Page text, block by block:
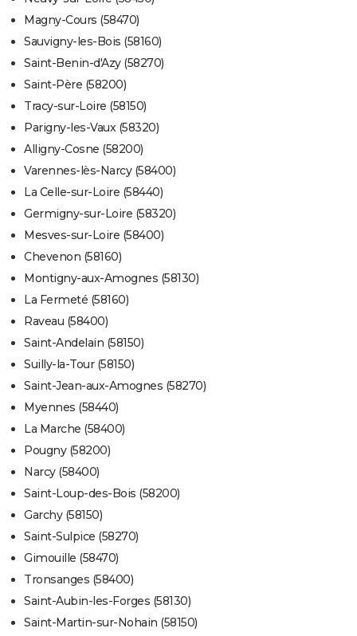
Magny-Cours (58470)
Sauvigny-les-Bois (58160)
Saint-Benin-d'Azy (58270)
Saint-Père (58200)
Tracy-sur-Loire (58150)
Parigny-les-Vaux (58320)
Alligny-Cosne (58200)
Varennes-lès-Narcy (58400)
La Celle-sur-Loire (58440)
Germigny-sur-Loire (58320)
Mesves-sur-Loire (58400)
Chevenon (58160)
Montigny-aux-Amognes (58130)
La Fermeté (58160)
Raveau (58400)
Saint-Andelain (58150)
Suilly-la-Tour (58150)
Saint-Jean-aux-Amognes (58270)
Myennes (58440)
La Marche (58400)
Pougny (58200)
Narcy (58400)
Saint-Loup-des-Bois (58200)
Garchy (58150)
Saint-Sulpice (58270)
Gimouille (58470)
Tronsanges (58400)
Saint-Aubin-les-Forges (58130)
Saint-Martin-sur-Nohain (58150)